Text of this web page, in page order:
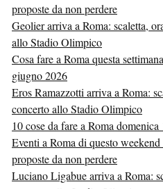
proposte da non perdere
Geolier arriva a Roma: scaletta,
allo Stadio Olimpico
Cosa fare a Roma questa
giugno 2026
Eros Ramazzotti arriva a Roma:
concerto allo Stadio Olimpico
10 cose da fare a Roma
Eventi a Roma di questo
proposte da non perdere
Luciano Ligabue arriva a Roma: